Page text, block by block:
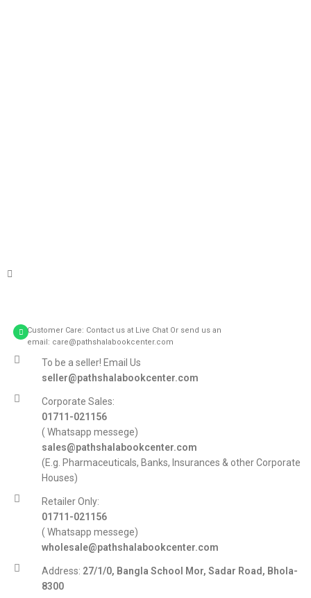
Customer Care: Contact us at Live Chat Or send us an
email: care@pathshalabookcenter.com
To be a seller! Email Us
seller@pathshalabookcenter.com
Corporate Sales:
01711-021156
( Whatsapp messege)
sales@pathshalabookcenter.com
(E.g. Pharmaceuticals, Banks, Insurances & other Corporate
Houses)
Retailer Only:
01711-021156
( Whatsapp messege)
wholesale@pathshalabookcenter.com
Address: 27/1/0, Bangla School Mor, Sadar Road, Bhola-
8300